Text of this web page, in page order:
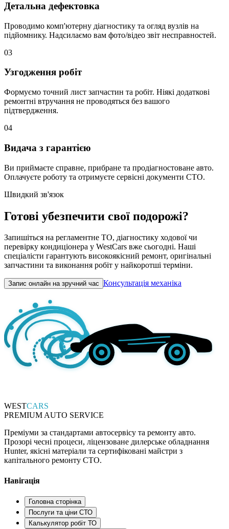
Детальна дефектовка
Проводимо комп'ютерну діагностику та огляд вузлів на
підйомнику. Надсилаємо вам фото/відео звіт несправностей.
03
Узгодження робіт
Формуємо точний лист запчастин та робіт. Ніякі додаткові
ремонтні втручання не проводяться без вашого
підтвердження.
04
Видача з гарантією
Ви приймаєте справне, прибране та продіагностоване авто.
Оплачуєте роботу та отримуєте сервісні документи СТО.
Швидкий зв'язок
Готові убезпечити свої подорожі?
Запишіться на регламентне ТО, діагностику ходової чи
перевірку кондиціонера у WestCars вже сьогодні. Наші
спеціалісти гарантують високоякісний ремонт, оригінальні
запчастини та виконання робіт у найкоротші терміни.
Запис онлайн на зручний час Консультація механіка
WESTCARS
PREMIUM AUTO SERVICE
Преміуми за стандартами автосервісу та ремонту авто.
Прозорі чесні процеси, ліцензоване дилерське обладнання
Hunter, якісні матеріали та сертифіковані майстри з
капітального ремонту СТО.
Навігація
Головна сторінка
Послуги та ціни СТО
Калькулятор робіт ТО